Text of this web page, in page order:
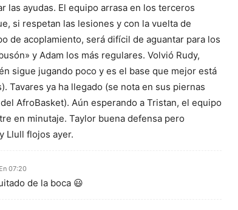
las ayudas. El equipo arrasa en los terceros
si respetan las lesiones y con la vuelta de
de acoplamiento, será difícil de aguantar para los
y Adam los más regulares. Volvió Rudy,
sigue jugando poco y es el base que mejor está
Tavares ya ha llegado (se nota en sus piernas
AfroBasket). Aún esperando a Tristan, el equipo
en minutaje. Taylor buena defensa pero
Llull flojos ayer.
07:20
de la boca 😃